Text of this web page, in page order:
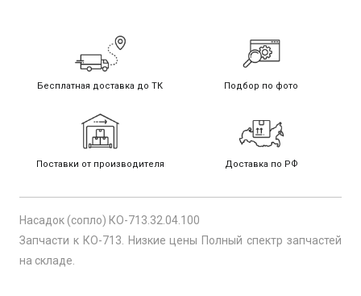
Бесплатная доставка до ТК Подбор по фото
Поставки от производителя Доставка по РФ
Насадок (сопло) КО-713.32.04.100
Запчасти к КО-713. Низкие цены Полный спектр запчастей
на складе.